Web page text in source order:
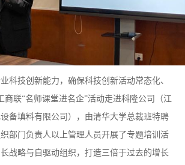
科技创新能力，确保科技创新活动常态化、
商联“名师课堂进名企”活动走进科隆公司（江
备填料有限公司），由清华大学总裁班特聘
部门负责人以上管理人员开展了专题培训活
战略与自驱动组织，打造三倍于过去的增长